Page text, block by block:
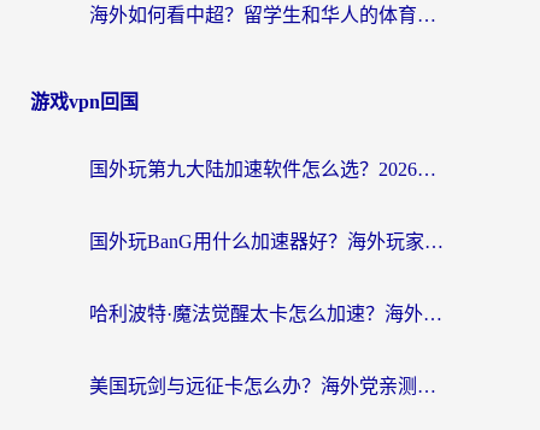
海外如何看中超？留学生和华人的体育赛事观看终极指南（附欧洲杯奥运会观看技巧）
游戏vpn回国
国外玩第九大陆加速软件怎么选？2026终极指南帮你告别延迟卡顿
国外玩BanG用什么加速器好？海外玩家亲测的国服游戏加速终极方案
哈利波特·魔法觉醒太卡怎么加速？海外党亲测有效的国服游戏加速指南
美国玩剑与远征卡怎么办？海外党亲测有效的国服游戏加速指南